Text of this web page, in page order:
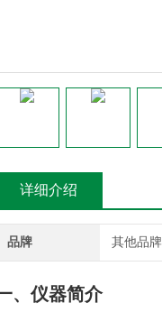
详细介绍
品牌 其他品牌
、仪器简介